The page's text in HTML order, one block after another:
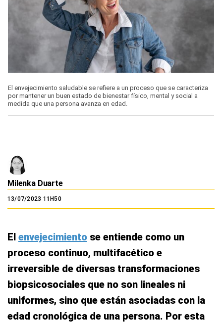
El envejecimiento saludable se refiere a un proceso que se caracteriza
por mantener un buen estado de bienestar físico, mental y social a
medida que una persona avanza en edad.
Milenka Duarte
13/07/2023 11H50
El envejecimiento se entiende como un
proceso continuo, multifacético e
irreversible de diversas transformaciones
biopsicosociales que no son lineales ni
uniformes, sino que están asociadas con la
edad cronológica de una persona. Por esta